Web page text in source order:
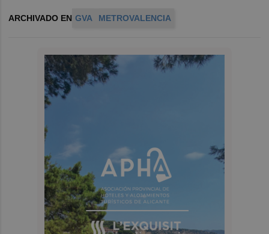
ARCHIVADO EN GVA METROVALENCIA